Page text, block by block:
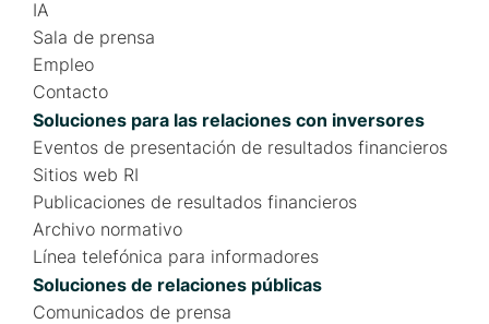
IA
Sala de prensa
Empleo
Contacto
Soluciones para las relaciones con inversores
Eventos de presentación de resultados financieros
Sitios web RI
Publicaciones de resultados financieros
Archivo normativo
Línea telefónica para informadores
Soluciones de relaciones públicas
Comunicados de prensa